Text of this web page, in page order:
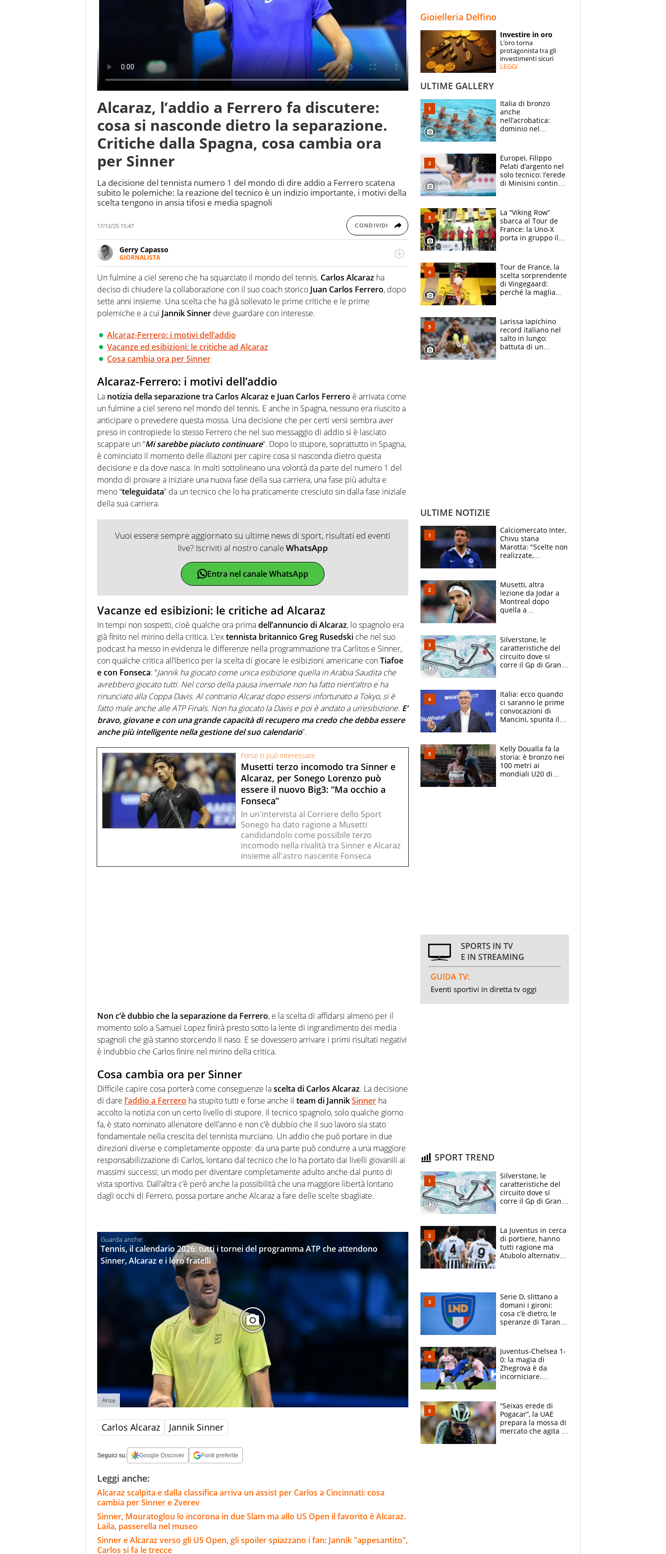
ESPERTI
CONTATTI
Alcaraz, l’addio a Ferrero fa discutere:
cosa si nasconde dietro la separazione.
Critiche dalla Spagna, cosa cambia ora
per Sinner
La decisione del tennista numero 1 del mondo di dire addio a Ferrero scatena
subito le polemiche: la reazione del tecnico è un indizio importante, i motivi della
scelta tengono in ansia tifosi e media spagnoli
17/12/25 15:47 CONDIVIDI
Gerry Capasso
GIORNALISTA
Per lui gli sport americani non hanno segreti: basket, football, baseball e la capacità
innata di trovare la notizia dove altri non vedono granché
Un fulmine a ciel sereno che ha squarciato il mondo del tennis. Carlos Alcaraz ha
deciso di chiudere la collaborazione con il suo coach storico Juan Carlos Ferrero, dopo
sette anni insieme. Una scelta che ha già sollevato le prime critiche e le prime
polemiche e a cui Jannik Sinner deve guardare con interesse.
Alcaraz-Ferrero: i motivi dell’addio
Vacanze ed esibizioni: le critiche ad Alcaraz
Cosa cambia ora per Sinner
Alcaraz-Ferrero: i motivi dell’addio
La notizia della separazione tra Carlos Alcaraz e Juan Carlos Ferrero è arrivata come
un fulmine a ciel sereno nel mondo del tennis. E anche in Spagna, nessuno era riuscito a
anticipare o prevedere questa mossa. Una decisione che per certi versi sembra aver
preso in contropiede lo stesso Ferrero che nel suo messaggio di addio si è lasciato
scappare un “Mi sarebbe piaciuto continuare”. Dopo lo stupore, soprattutto in Spagna,
è cominciato il momento delle illazioni per capire cosa si nasconda dietro questa
decisione e da dove nasca. In molti sottolineano una volontà da parte del numero 1 del
mondo di provare a iniziare una nuova fase della sua carriera, una fase più adulta e
meno “teleguidata” da un tecnico che lo ha praticamente cresciuto sin dalla fase iniziale
della sua carriera.
Vuoi essere sempre aggiornato su ultime news di sport, risultati ed eventi
live? Iscriviti al nostro canaleWhatsApp
Entra nel canale WhatsApp
Vacanze ed esibizioni: le critiche ad Alcaraz
In tempi non sospetti, cioè qualche ora primadell’annuncio di Alcaraz, lo spagnolo era
già finito nel mirino della critica. L’extennista britannico Greg Rusedski che nel suo
podcast ha messo in evidenza le differenze nella programmazione tra Carlitos e Sinner,
con qualche critica all’iberico per la scelta di giocare le esibizioni americane conTiafoe
e con Fonseca: “Jannik ha giocato come unica esibizione quella in Arabia Saudita che
avrebbero giocato tutti. Nel corso della pausa invernale non ha fatto nient’altro e ha
rinunciato alla Coppa Davis. Al contrario Alcaraz dopo essersi infortunato a Tokyo, si è
fatto male anche alle ATP Finals. Non ha giocato la Davis e poi è andato a un’esibizione. E’
bravo, giovane e con una grande capacità di recupero ma credo che debba essere
anche più intelligente nella gestione del suo calendario”.
Forse ti può interessare
Musetti terzo incomodo tra Sinner e
Alcaraz, per Sonego Lorenzo può
essere il nuovo Big3: “Ma occhio a
Fonseca”
In un'intervista al Corriere dello Sport
Sonego ha dato ragione a Musetti
candidandolo come possibile terzo
incomodo nella rivalità tra Sinner e Alcaraz
insieme all'astro nascente Fonseca
Non c’è dubbio che la separazione da Ferrero, e la scelta di affidarsi almeno per il
momento solo a Samuel Lopez finirà presto sotto la lente di ingrandimento dei media
spagnoli che già stanno storcendo il naso. E se dovessero arrivare i primi risultati negativi
è indubbio che Carlos finire nel mirino della critica.
Cosa cambia ora per Sinner
Difficile capire cosa porterà come conseguenze lascelta di Carlos Alcaraz. La decisione
di dare l’addio a Ferrero ha stupito tutti e forse anche il team di JannikSinner ha
accolto la notizia con un certo livello di stupore. Il tecnico spagnolo, solo qualche giorno
fa, è stato nominato allenatore dell’anno e non c’è dubbio che il suo lavoro sia stato
fondamentale nella crescita del tennista murciano. Un addio che può portare in due
direzioni diverse e completamente opposte: da una parte può condurre a una maggiore
responsabilizzazione di Carlos, lontano dal tecnico che lo ha portato dai livelli giovanili ai
massimi successi; un modo per diventare completamente adulto anche dal punto di
vista sportivo. Dall’altra c’è però anche la possibilità che una maggiore libertà lontano
dagli occhi di Ferrero, possa portare anche Alcaraz a fare delle scelte sbagliate.
Tennis, il calendario 2026: tutti i tornei del programma ATP che attendono
Sinner, Alcaraz e i loro fratelli
Ansa
Carlos Alcaraz Jannik Sinner
Seguici su: Google Discover Fonti preferite
Leggi anche:
Alcaraz scalpita e dalla classifica arriva un assist per Carlos a Cincinnati: cosa
cambia per Sinner e Zverev
Sinner, Mouratoglou lo incorona in due Slam ma allo US Open il favorito è Alcaraz.
Laila, passerella nel museo
Sinner e Alcaraz verso gli US Open, gli spoiler spiazzano i fan: Jannik "appesantito",
Carlos si fa le trecce
Gioielleria Delfino
Investire in oro
L’oro torna
protagonista tra gli
investimenti sicuri
LEGGI
ULTIME GALLERY
Italia di bronzo
anche
nell’acrobatica:
dominio nel
e compagni
continuare
Europei, Filippo
Pelati d’argento nel
solo tecnico: l’erede
di Minisini continua
mirino
La “Viking Row”
sbarca al Tour de
France: la Uno-X
porta in gruppo il
compagni
Tour de France, la
scelta sorprendente
di Vingegaard:
perché la maglia
rischio da evitare
Larissa Iapichino
record italiano nel
salto in lungo:
battuta di un
ULTIME NOTIZIE
Calciomercato Inter,
Chivu stana
Marotta: "Scelte non
realizzate,
squadra"
Musetti, altra
lezione da Jodar a
Montreal dopo
quella a
tutto"
Silverstone, le
caratteristiche del
circuito dove si
corre il Gp di Gran
Italia: ecco quando
ci saranno le prime
convocazioni di
Mancini, spunta il
Kelly Doualla fa la
storia: è bronzo nei
100 metri ai
mondiali U20 di
SPORTS IN TV
E IN STREAMING
GUIDA TV:
Eventi sportivi in diretta tv oggi
SPORT TREND
Silverstone, le
caratteristiche del
circuito dove si
corre il Gp di Gran
La Juventus in cerca
di portiere, hanno
tutti ragione ma
Atubolo alternativa
Serie D, slittano a
domani i gironi:
cosa c’è dietro, le
speranze di Taranto
Juventus-Chelsea 1-
0: la magia di
Zhegrova è da
incorniciare.
ancora, la porta
inviolata
“Seixas erede di
Pogacar”, la UAE
prepara la mossa di
mercato che agita la